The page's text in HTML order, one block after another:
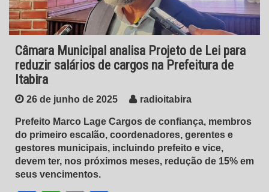
Câmara Municipal analisa Projeto de Lei para
reduzir salários de cargos na Prefeitura de
Itabira
26 de junho de 2025 radioitabira
Prefeito Marco Lage Cargos de confiança, membros
do primeiro escalão, coordenadores, gerentes e
gestores municipais, incluindo prefeito e vice,
devem ter, nos próximos meses, redução de 15% em
seus vencimentos.